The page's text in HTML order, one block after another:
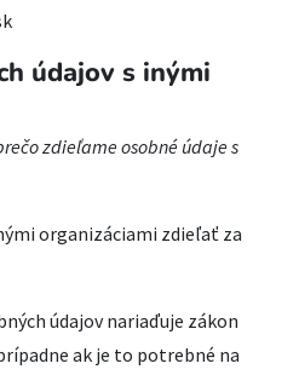
údajov s inými
zdieľame osobné údaje s
organizáciami zdieľať za
údajov nariaďuje zákon
ak je to potrebné na